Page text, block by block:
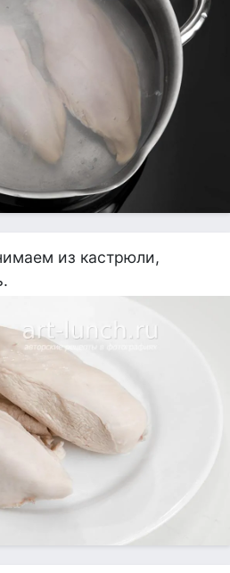
из кастрюли,